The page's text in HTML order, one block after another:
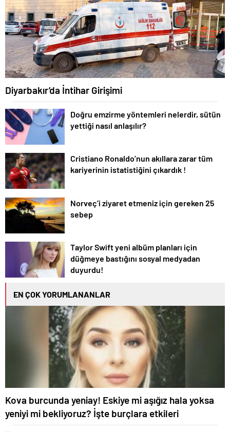
Diyarbakır’da İntihar Girişimi
Doğru emzirme yöntemleri nelerdir, sütün
yettiği nasıl anlaşılır?
Cristiano Ronaldo’nun akıllara zarar tüm
kariyerinin istatistiğini çıkardık !
Norveç’i ziyaret etmeniz için gereken 25
sebep
Taylor Swift yeni albüm planları için
düğmeye bastığını sosyal medyadan
duyurdu!
EN ÇOK YORUMLANANLAR
Kova burcunda yeniay! Eskiye mi aşığız hala yoksa
yeniyi mi bekliyoruz? İşte burçlara etkileri